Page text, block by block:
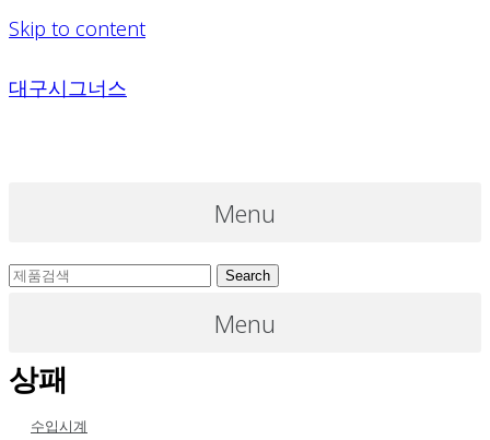
Skip to content
대구시그너스
Menu
Search
Menu
상패
수입시계